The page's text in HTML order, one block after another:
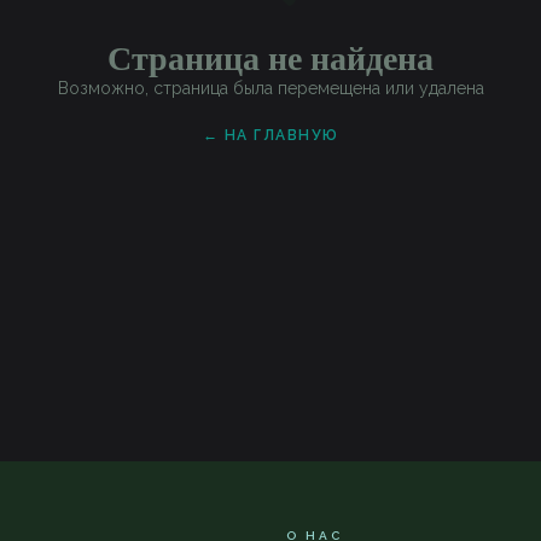
Страница не найдена
Возможно, страница была перемещена или удалена
← НА ГЛАВНУЮ
О НАС